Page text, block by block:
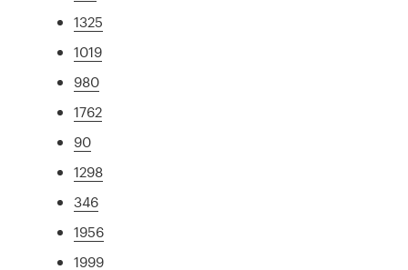
1325
1019
980
1762
90
1298
346
1956
1999